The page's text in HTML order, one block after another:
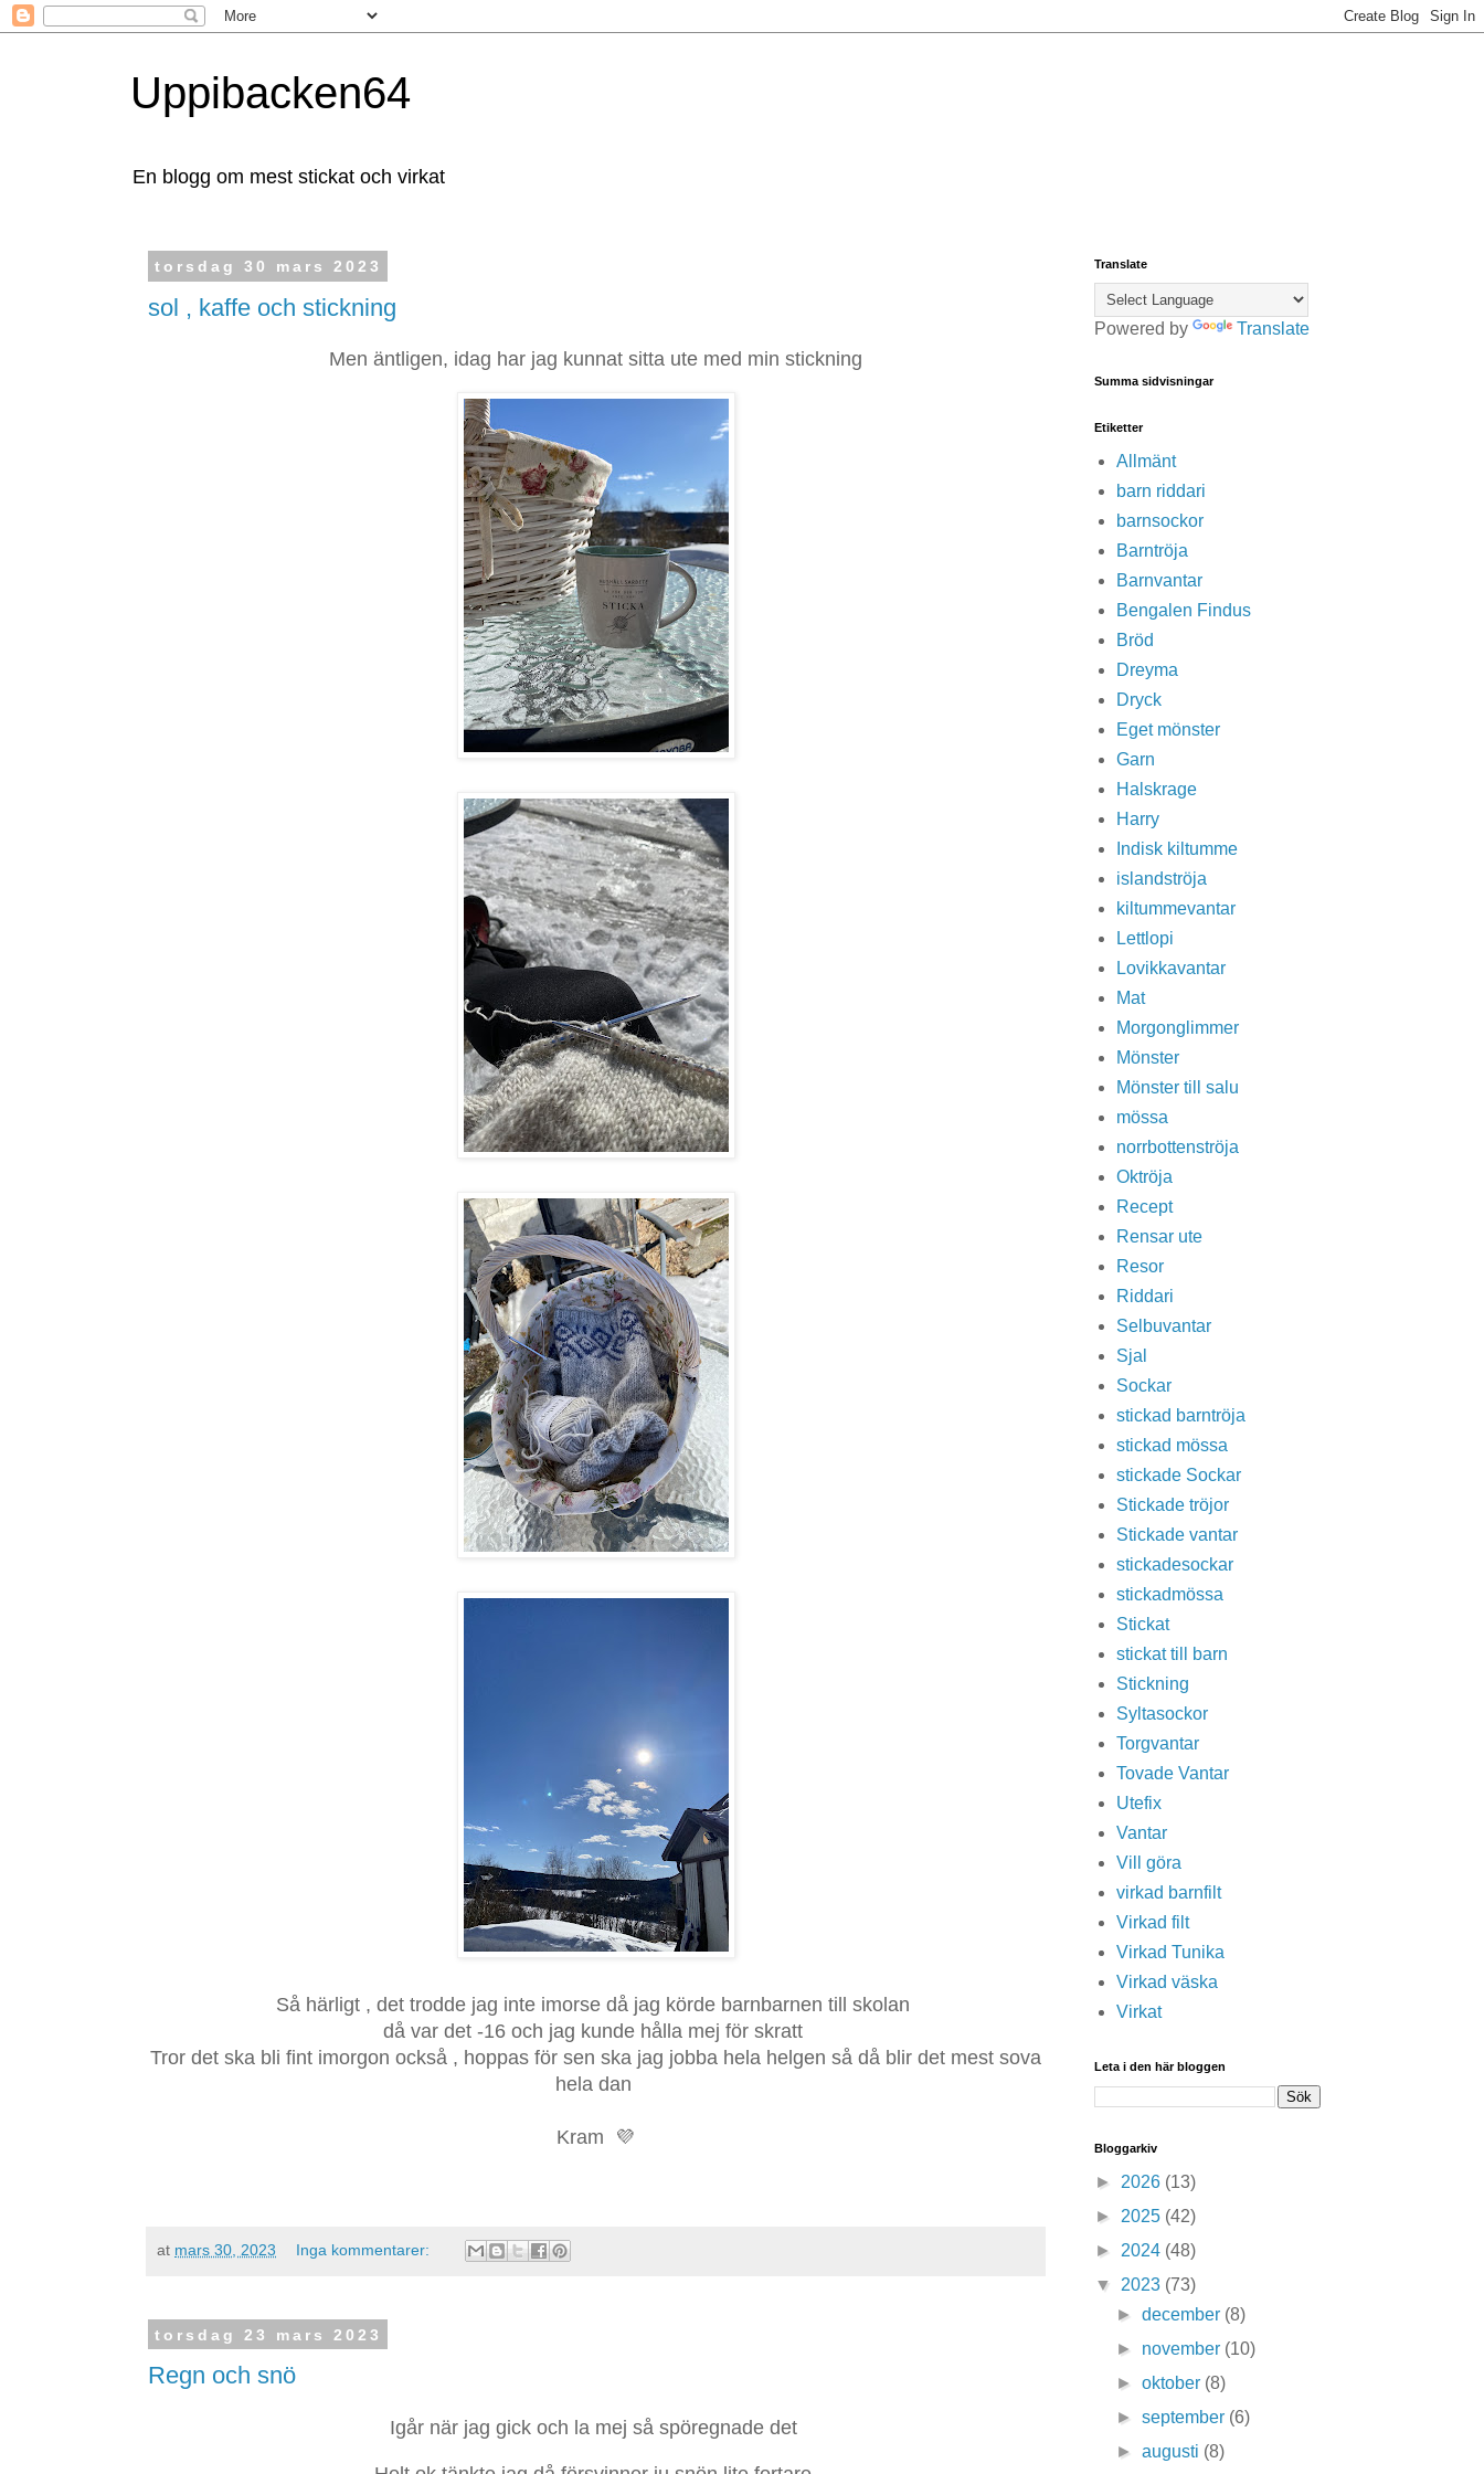
Uppibacken64
En blogg om mest stickat och virkat
torsdag 30 mars 2023
sol , kaffe och stickning
Men äntligen, idag har jag kunnat sitta ute med min stickning
Så härligt , det trodde jag inte imorse då jag körde barnbarnen till skolan
då var det -16 och jag kunde hålla mej för skratt
Tror det ska bli fint imorgon också , hoppas för sen ska jag jobba hela helgen så då blir det mest sova
hela dan
Kram 💜
at mars 30, 2023 Inga kommentarer:
torsdag 23 mars 2023
Regn och snö
Igår när jag gick och la mej så spöregnade det
Translate
Powered by Translate
Summa sidvisningar
Etiketter
Allmänt
barn riddari
barnsockor
Barntröja
Barnvantar
Bengalen Findus
Bröd
Dreyma
Dryck
Eget mönster
Garn
Halskrage
Harry
Indisk kiltumme
islandströja
kiltummevantar
Lettlopi
Lovikkavantar
Mat
Morgonglimmer
Mönster
Mönster till salu
mössa
norrbottenströja
Oktröja
Recept
Rensar ute
Resor
Riddari
Selbuvantar
Sjal
Sockar
stickad barntröja
stickad mössa
stickade Sockar
Stickade tröjor
Stickade vantar
stickadesockar
stickadmössa
Stickat
stickat till barn
Stickning
Syltasockor
Torgvantar
Tovade Vantar
Utefix
Vantar
Vill göra
virkad barnfilt
Virkad filt
Virkad Tunika
Virkad väska
Virkat
Leta i den här bloggen
Bloggarkiv
► 2026 (13)
► 2025 (42)
► 2024 (48)
▼ 2023 (73)
►december (8)
► november (10)
►oktober (8)
►september (6)
►augusti (8)